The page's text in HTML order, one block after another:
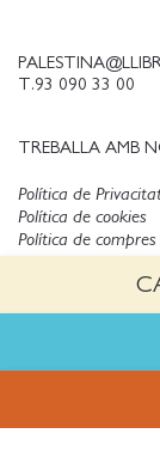
T.93 090 33 00
TREBALLA AMB
Política de
Política de cookies
Avís legal
Política de compres
Copyright ©